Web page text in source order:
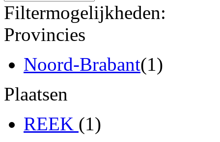
Filtermogelijkheden:
Provincies
Noord-Brabant(1)
Plaatsen
REEK (1)